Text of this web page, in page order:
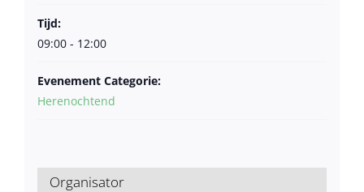
Tijd:
09:00 - 12:00
Evenement Categorie:
Herenochtend
Organisator